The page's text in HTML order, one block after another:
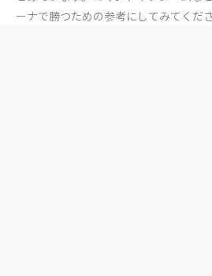
ーナで勝つための参考にしてみてくだ